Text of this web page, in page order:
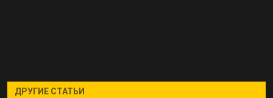
ДРУГИЕ СТАТЬИ